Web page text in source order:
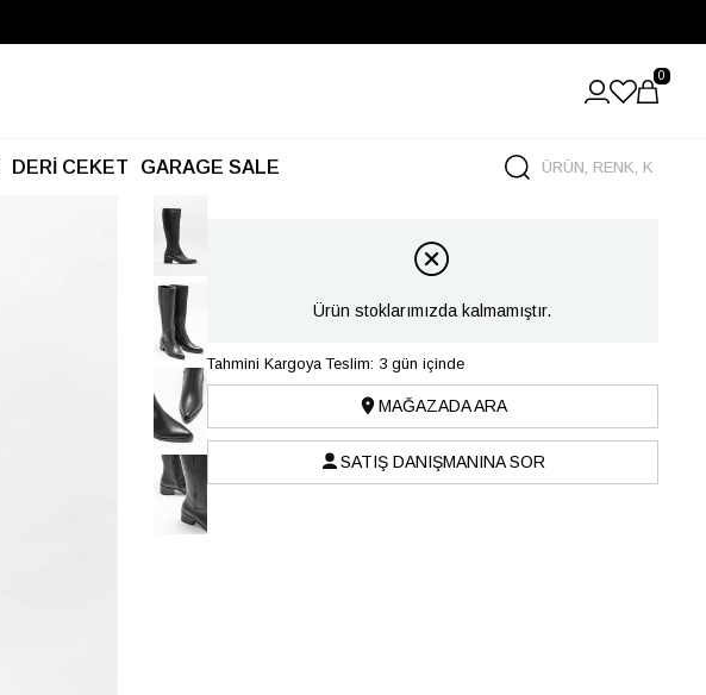
0
DERİ CEKET GARAGE SALE
Ürün stoklarımızda kalmamıştır.
Tahmini Kargoya Teslim: 3 gün içinde
MAĞAZADA ARA
SATIŞ DANIŞMANINA SOR